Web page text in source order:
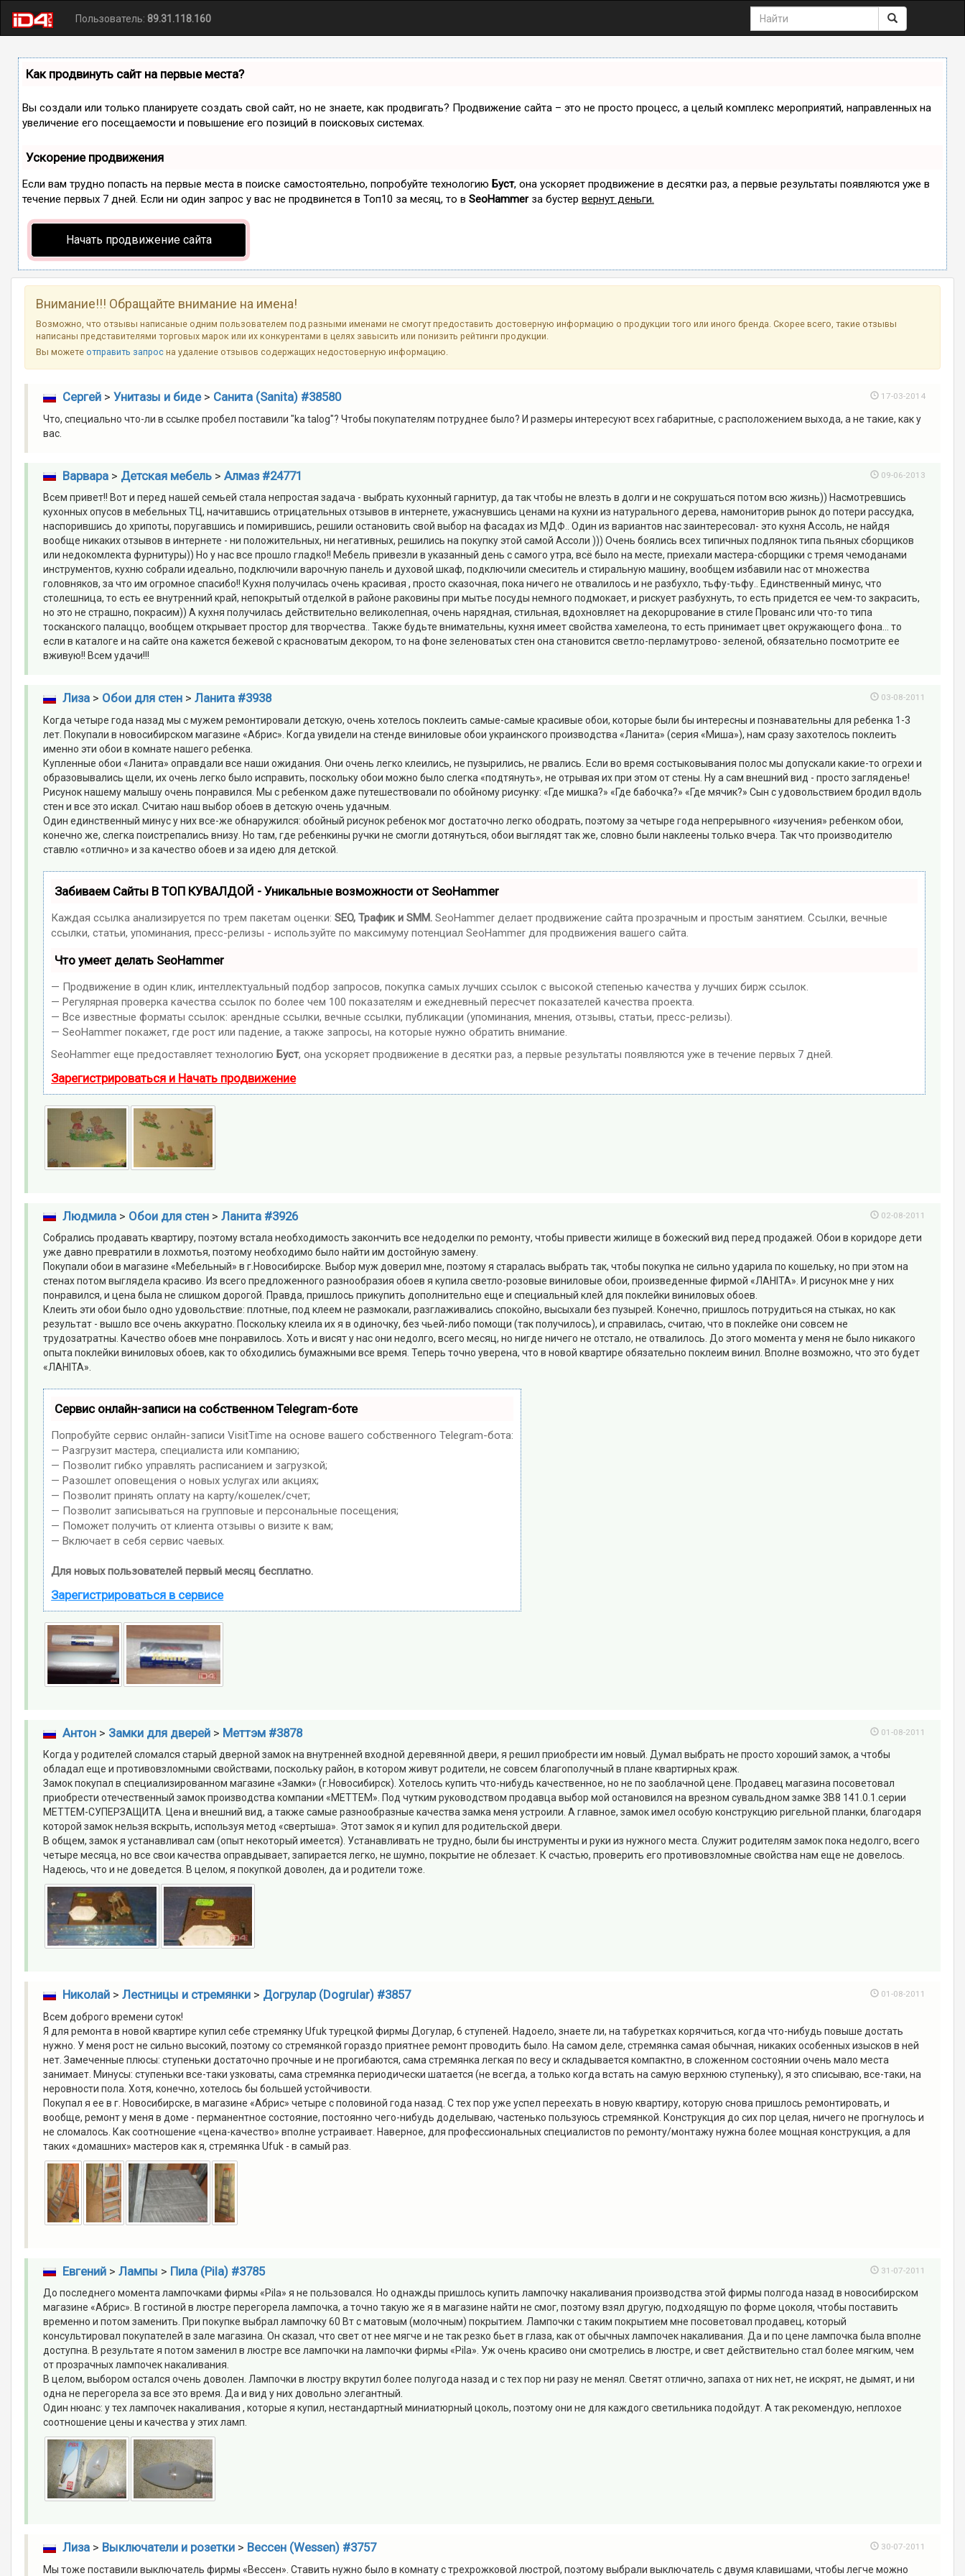
Пользователь: 89.31.118.160
Как продвинуть сайт на первые места?
Вы создали или только планируете создать свой сайт, но не знаете, как продвигать? Продвижение сайта – это не просто процесс, а целый комплекс мероприятий, направленных на
увеличение его посещаемости и повышение его позиций в поисковых системах.
Ускорение продвижения
Если вам трудно попасть на первые места в поиске самостоятельно, попробуйте технологию Буст, она ускоряет продвижение в десятки раз, а первые результаты появляются уже в
течение первых 7 дней. Если ни один запрос у вас не продвинется в Топ10 за месяц, то в SeoHammerза бустер вернут деньги.
Начать продвижение сайта
Внимание!!! Обращайте внимание на имена!
Возможно, что отзывы написаные одним пользователем под разными именами не смогут предоставить достоверную информацию о продукции того или иного бренда. Скорее всего, такие отзывы
написаны представителями торговых марок или их конкурентами в целях завысить или понизить рейтинги продукции.
Вы можетеотправить запрос на удаление отзывов содержащих недостоверную информацию.
Сергей> Унитазы и биде> Санита (Sanita) #38580 17-03-2014
Что, специально что-ли в ссылке пробел поставили "ka talog"? Чтобы покупателям потруднее было? И размеры интересуют всех габаритные, с расположением выхода, а не такие, как у
вас.
Варвара> Детская мебель> Алмаз #24771 09-06-2013
Всем привет!! Вот и перед нашей семьей стала непростая задача - выбрать кухонный гарнитур, да так чтобы не влезть в долги и не сокрушаться потом всю жизнь)) Насмотревшись
кухонных опусов в мебельных ТЦ, начитавшись отрицательных отзывов в интернете, ужаснувшись ценами на кухни из натурального дерева, намониторив рынок до потери рассудка,
наспорившись до хрипоты, поругавшись и помирившись, решили остановить свой выбор на фасадах из МДФ.. Один из вариантов нас заинтересовал- это кухня Ассоль, не найдя
вообще никаких отзывов в интернете - ни положительных, ни негативных, решились на покупку этой самой Ассоли ))) Очень боялись всех типичных подлянок типа пьяных сборщиков
или недокомлекта фурнитуры)) Но у нас все прошло гладко!! Мебель привезли в указанный день с самого утра, всё было на месте, приехали мастера-сборщики с тремя чемоданами
инструментов, кухню собрали идеально, подключили варочную панель и духовой шкаф, подключили смеситель и стиральную машину, вообщем избавили нас от множества
головняков, за что им огромное спасибо!! Кухня получилась очень красивая , просто сказочная, пока ничего не отвалилось и не разбухло, тьфу-тьфу.. Единственный минус, что
столешница, то есть ее внутренний край, непокрытый отделкой в районе раковины при мытье посуды немного подмокает, и рискует разбухнуть, то есть придется ее чем-то закрасить,
но это не страшно, покрасим)) А кухня получилась действительно великолепная, очень нарядная, стильная, вдохновляет на декорuрование в стиле Прованс или что-то типа
тосканского палаццо, вообщем открывает простор для творчества.. Также будьте внимательны, кухня имеет свойства хамелеона, то есть принимает цвет окружающего фона... то
если в каталоге и на сайте она кажется бежевой с красноватым декором, то на фоне зеленоватых стен она становится светло-перламутрово- зеленой, обязательно посмотрите ее
вживую!! Всем удачи!!!
Лиза> Обои для стен> Ланита #3938 03-08-2011
Когда четыре года назад мы с мужем ремонтировали детскую, очень хотелось поклеить самые-самые красивые обои, которые были бы интересны и познавательны для ребенка 1-3
лет. Покупали в новосибирском магазине «Абрис». Когда увидели на стенде виниловые обои украинского производства «Ланита» (серия «Миша»), нам сразу захотелось поклеить
именно эти обои в комнате нашего ребенка.
Купленные обои «Ланита» оправдали все наши ожидания. Они очень легко клеились, не пузырились, не рвались. Если во время состыковывания полос мы допускали какие-то огрехи и
образовывались щели, их очень легко было исправить, поскольку обои можно было слегка «подтянуть», не отрывая их при этом от стены. Ну а сам внешний вид - просто загляденье!
Рисунок нашему малышу очень понравился. Мы с ребенком даже путешествовали по обойному рисунку: «Где мишка?» «Где бабочка?» «Где мячик?» Сын с удовольствием бродил вдоль
стен и все это искал. Считаю наш выбор обоев в детскую очень удачным.
Один единственный минус у них все-же обнаружился: обойный рисунок ребенок мог достаточно легко ободрать, поэтому за четыре года непрерывного «изучения» ребенком обои,
конечно же, слегка поистрепались внизу. Но там, где ребенкины ручки не смогли дотянуться, обои выглядят так же, словно были наклеены только вчера. Так что производителю
ставлю «отлично» и за качество обоев и за идею для детской.
Забиваем Сайты В ТОП КУВАЛДОЙ - Уникальные возможности от SeoHammer
Каждая ссылка анализируется по трем пакетам оценки:SEO, Трафик и SMM. SeoHammer делает продвижение сайта прозрачным и простым занятием. Ссылки, вечные
ссылки, статьи, упоминания, пресс-релизы - используйте по максимуму потенциал SeoHammer для продвижения вашего сайта.
Что умеет делать SeoHammer
— Продвижение в один клик, интеллектуальный подбор запросов, покупка самых лучших ссылок с высокой степенью качества у лучших бирж ссылок.
— Регулярная проверка качества ссылок по более чем 100 показателям и ежедневный пересчет показателей качества проекта.
— Все известные форматы ссылок: арендные ссылки, вечные ссылки, публикации (упоминания, мнения, отзывы, статьи, пресс-релизы).
— SeoHammer покажет, где рост или падение, а также запросы, на которые нужно обратить внимание.
SeoHammer еще предоставляет технологиюБуст, она ускоряет продвижение в десятки раз, а первые результаты появляются уже в течение первых 7 дней.
Зарегистрироваться и Начать продвижение
Людмила> Обои для стен> Ланита #3926 02-08-2011
Собрались продавать квартиру, поэтому встала необходимость закончить все недоделки по ремонту, чтобы привести жилище в божеский вид перед продажей. Обои в коридоре дети
уже давно превратили в лохмотья, поэтому необходимо было найти им достойную замену.
Покупали обои в магазине «Мебельный» в г.Новосибирске. Выбор муж доверил мне, поэтому я старалась выбрать так, чтобы покупка не сильно ударила по кошельку, но при этом на
стенах потом выглядела красиво. Из всего предложенного разнообразия обоев я купила светло-розовые виниловые обои, произведенные фирмой «ЛАНIТА». И рисунок мне у них
понравился, и цена была не слишком дорогой. Правда, пришлось прикупить дополнительно еще и специальный клей для поклейки виниловых обоев.
Клеить эти обои было одно удовольствие: плотные, под клеем не размокали, разглаживались спокойно, высыхали без пузырей. Конечно, пришлось потрудиться на стыках, но как
результат - вышло все очень аккуратно. Поскольку клеила их я в одиночку, без чьей-либо помощи (так получилось), и справилась, считаю, что в поклейке они совсем не
трудозатратны. Качество обоев мне понравилось. Хоть и висят у нас они недолго, всего месяц, но нигде ничего не отстало, не отвалилось. До этого момента у меня не было никакого
опыта поклейки виниловых обоев, как то обходились бумажными все время. Теперь точно уверена, что в новой квартире обязательно поклеим винил. Вполне возможно, что это будет
«ЛАНIТА».
Сервис онлайн-записи на собственном Telegram-боте
Попробуйте сервис онлайн-записи VisitTime на основе вашего собственного Telegram-бота:
— Разгрузит мастера, специалиста или компанию;
— Позволит гибко управлять расписанием и загрузкой;
— Разошлет оповещения о новых услугах или акциях;
— Позволит принять оплату на карту/кошелек/счет;
— Позволит записываться на групповые и персональные посещения;
— Поможет получить от клиента отзывы о визите к вам;
— Включает в себя сервис чаевых.
Для новых пользователей первый месяц бесплатно.
Зарегистрироваться в сервисе
Антон> Замки для дверей> Меттэм #3878 01-08-2011
Когда у родителей сломался старый дверной замок на внутренней входной деревянной двери, я решил приобрести им новый. Думал выбрать не просто хороший замок, а чтобы
обладал еще и противовзломными свойствами, поскольку район, в котором живут родители, не совсем благополучный в плане квартирных краж.
Замок покупал в специализированном магазине «Замки» (г.Новосибирск). Хотелось купить что-нибудь качественное, но не по заоблачной цене. Продавец магазина посоветовал
приобрести отечественный замок производства компании «МЕТТЕМ». Под чутким руководством продавца выбор мой остановился на врезном сувальдном замке 3В8 141.0.1.серии
МЕТТЕМ-СУПЕРЗАЩИТА. Цена и внешний вид, а также самые разнообразные качества замка меня устроили. А главное, замок имел особую конструкцию ригельной планки, благодаря
которой замок нельзя вскрыть, используя метод «свертыша». Этот замок я и купил для родительской двери.
В общем, замок я устанавливал сам (опыт некоторый имеется). Устанавливать не трудно, были бы инструменты и руки из нужного места. Служит родителям замок пока недолго, всего
четыре месяца, но все свои качества оправдывает, запирается легко, не шумно, покрытие не облезает. К счастью, проверить его противовзломные свойства нам еще не довелось.
Надеюсь, что и не доведется. В целом, я покупкой доволен, да и родители тоже.
Николай> Лестницы и стремянки> Догрулар (Dogrular) #3857 01-08-2011
Всем доброго времени суток!
Я для ремонта в новой квартире купил себе стремянку Ufuk турецкой фирмы Догулар, 6 ступеней. Надоело, знаете ли, на табуретках корячиться, когда что-нибудь повыше достать
нужно. У меня рост не сильно высокий, поэтому со стремянкой гораздо приятнее ремонт проводить было. На самом деле, стремянка самая обычная, никаких особенных изысков в ней
нет. Замеченные плюсы: ступеньки достаточно прочные и не прогибаются, сама стремянка легкая по весу и складывается компактно, в сложенном состоянии очень мало места
занимает. Минусы: ступеньки все-таки узковаты, сама стремянка периодически шатается (не всегда, а только когда встать на самую верхнюю ступеньку), я это списываю, все-таки, на
неровности пола. Хотя, конечно, хотелось бы большей устойчивости.
Покупал я ее в г. Новосибирске, в магазине «Абрис» четыре с половиной года назад. С тех пор уже успел переехать в новую квартиру, которую снова пришлось ремонтировать, и
вообще, ремонт у меня в доме - перманентное состояние, постоянно чего-нибудь доделываю, частенько пользуюсь стремянкой. Конструкция до сих пор целая, ничего не прогнулось и
не сломалось. Как соотношение «цена-качество» вполне устраивает. Наверное, для профессиональных специалистов по ремонту/монтажу нужна более мощная конструкция, а для
таких «домашних» мастеров как я, стремянка Ufuk - в самый раз.
Евгений> Лампы > Пила (Pila) #3785 31-07-2011
До последнего момента лампочками фирмы «Pila» я не пользовался. Но однажды пришлось купить лампочку накаливания производства этой фирмы полгода назад в новосибирском
магазине «Абрис». В гостиной в люстре перегорела лампочка, а точно такую же я в магазине найти не смог, поэтому взял другую, подходящую по форме цоколя, чтобы поставить
временно и потом заменить. При покупке выбрал лампочку 60 Вт с матовым (молочным) покрытием. Лампочки с таким покрытием мне посоветовал продавец, который
консультировал покупателей в зале магазина. Он сказал, что свет от нее мягче и не так резко бьет в глаза, как от обычных лампочек накаливания. Да и по цене лампочка была вполне
доступна. В результате я потом заменил в люстре все лампочки на лампочки фирмы «Pila». Уж очень красиво они смотрелись в люстре, и свет действительно стал более мягким, чем
от прозрачных лампочек накаливания.
В целом, выбором остался очень доволен. Лампочки в люстру вкрутил более полугода назад и с тех пор ни разу не менял. Светят отлично, запаха от них нет, не искрят, не дымят, и ни
одна не перегорела за все это время. Да и вид у них довольно элегантный.
Один нюанс: у тех лампочек накаливания , которые я купил, нестандартный миниатюрный цоколь, поэтому они не для каждого светильника подойдут. А так рекомендую, неплохое
соотношение цены и качества у этих ламп.
Лиза> Выключатели и розетки> Вессен (Wessen) #3757 30-07-2011
Мы тоже поставили выключатель фирмы «Вессен». Ставить нужно было в комнату с трехрожковой люстрой, поэтому выбрали выключатель с двумя клавишами, чтобы легче можно